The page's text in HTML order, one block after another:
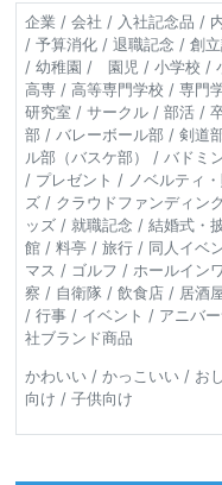
企業 / 会社 / 入社記念品 /
/ 予算消化 / 退職記念 / 創
/ 幼稚園 / 園児 / 小学校 /
高専 / 高等専門学校 / 専門
研究室 / サークル / 部活 /
部 / バレーボール部 / 剣道
ル部（バスケ部） / バドミ
/ プレゼント / ノベルティ
ズ / クラウドファンディン
ッズ / 就職記念 / 結婚式・
館 / 料亭 / 旅行 / 同人イベ
マス / ゴルフ / ホールイン
察 / 自衛隊 / 飲食店 / 居酒
/ 行事 / イベント / アニバ
社ブランド商品
かわいい / かっこいい / お
向け / 子供向け